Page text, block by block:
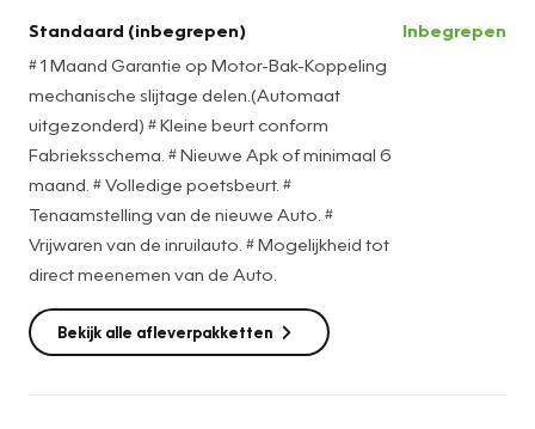
Standaard (inbegrepen)
# 1 Maand Garantie op Motor-Bak-Koppeling
mechanische slijtage delen.(Automaat
uitgezonderd) # Kleine beurt conform
Fabrieksschema. # Nieuwe Apk of minimaal 6
maand. # Volledige poetsbeurt. #
Tenaamstelling van de nieuwe Auto. #
Vrijwaren van de inruilauto. # Mogelijkheid tot
direct meenemen van de Auto.
Inbegrepen
Bekijk alle afleverpakketten